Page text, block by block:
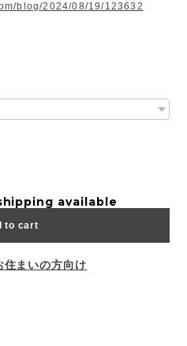
blog/2024/08/19/123632
available
to cart
住まいの方向け